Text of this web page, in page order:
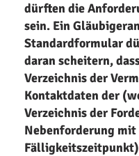
dürften die
sein. Ein
Standardformular
daran scheitern,
Verzeichnis der
Kontaktdaten der
Verzeichnis der
Nebenforderung